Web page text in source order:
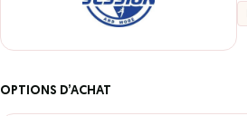
OPTIONS D’ACHAT